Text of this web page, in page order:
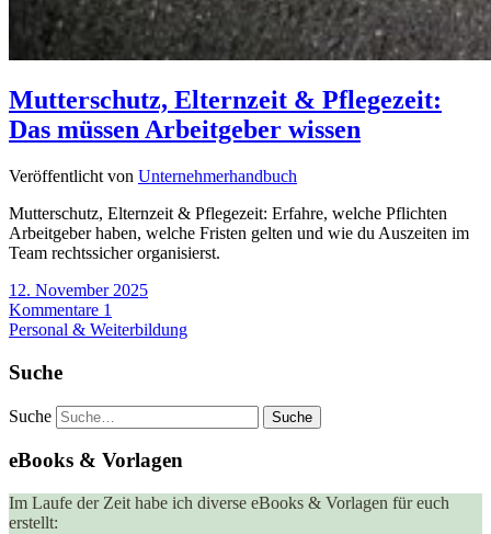
Mutterschutz, Elternzeit & Pflegezeit:
Das müssen Arbeitgeber wissen
Veröffentlicht von Unternehmerhandbuch
Mutterschutz, Elternzeit & Pflegezeit: Erfahre, welche Pflichten
Arbeitgeber haben, welche Fristen gelten und wie du Auszeiten im
Team rechtssicher organisierst.
12. November 2025
Kommentare 1
Personal & Weiterbildung
Suche
Suche
eBooks & Vorlagen
Im Laufe der Zeit habe ich diverse eBooks & Vorlagen für euch
erstellt: